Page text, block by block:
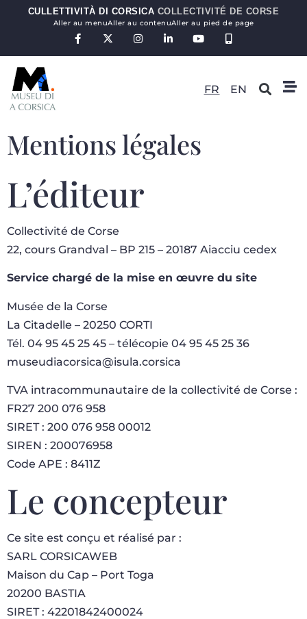
CULLETTIVITÀ DI CORSICA COLLECTIVITÉ DE CORSE
Aller au menuAller au contenuAller au pied de page
FR EN
Mentions légales
L’éditeur
Collectivité de Corse
22, cours Grandval – BP 215 – 20187 Aiacciu cedex
Service chargé de la mise en œuvre du site
Musée de la Corse
La Citadelle – 20250 CORTI
Tél. 04 95 45 25 45 – télécopie 04 95 45 25 36
museudiacorsica@isula.corsica
TVA intracommunautaire de la collectivité de Corse :
FR27 200 076 958
SIRET : 200 076 958 00012
SIREN : 200076958
Code APE : 8411Z
Le concepteur
Ce site est conçu et réalisé par :
SARL CORSICAWEB
Maison du Cap – Port Toga
20200 BASTIA
SIRET : 42201842400024